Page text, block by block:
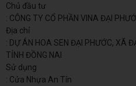
Chủ đầu tư
: CÔNG TY CỔ PHẦN VINA ĐẠI
Địa chỉ
: DỰ ÁN HOA SEN ĐẠI PHƯỚC, XÃ
TỈNH ĐỒNG NAI
Sử dụng
: Cửa Nhựa An Tín